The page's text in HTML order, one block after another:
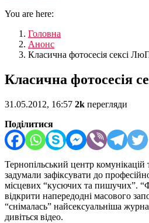
You are here:
Головна
Анонс
Класична фотосесія сексі
Класична фотосесія
31.05.2012, 16:57 2k перегляди
Поділитися
Тернопільський центр
задумали зафіксувати до
місцевих “кусючих та пишучих”.
відкрити напередодні масового
“снімалась” найсексуальніша
дивіться відео.